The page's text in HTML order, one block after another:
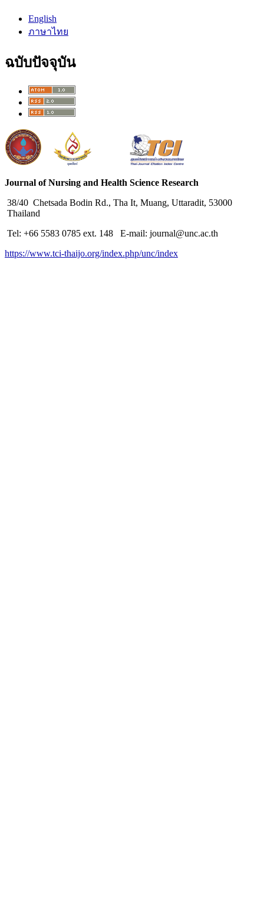
English
ภาษาไทย
ฉบับปัจจุบัน
Journal of Nursing and Health Science Research
38/40 Chetsada Bodin Rd., Tha It, Muang, Uttaradit, 53000
Thailand
Tel: +66 5583 0785 ext. 148 E-mail: journal@unc.ac.th
https://www.tci-thaijo.org/index.php/unc/index